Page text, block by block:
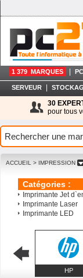
1 379 MARQUES
SERVEUR
30
pour tous
ACCUEIL > IMPRESSION
Catégories :
Imprimante Jet
Imprimante Laser
Imprimante LED
HP